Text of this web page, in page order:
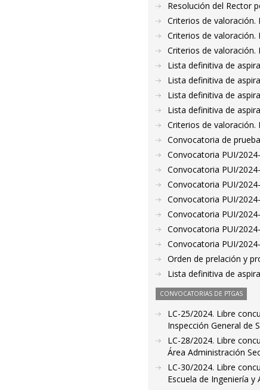
Resolución del Rector
Criterios de
Criterios de
Criterios de
Lista definitiva de
Lista definitiva de
Lista definitiva de
Lista definitiva de
Criterios de
Convocatoria de
Convocatoria PUI/
Convocatoria PUI/
Convocatoria PUI/
Convocatoria PUI/
Convocatoria PUI/
Convocatoria PUI/
Convocatoria PUI/
Orden de prelación y
Lista definitiva de
CONVOCATORIAS DE PTGAS
LC-25/2024. Libre
Inspección General de
LC-28/2024. Libre
Área Administración
LC-30/2024. Libre
Escuela de Ingeniería